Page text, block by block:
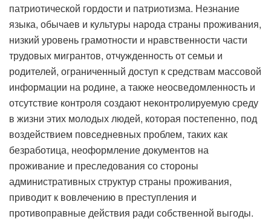
патриотической гордости и патриотизма. Незнание
языка, обычаев и культуры народа страны проживания,
низкий уровень грамотности и нравственности части
трудовых мигрантов, отчужденность от семьи и
родителей, ограниченный доступ к средствам массовой
информации на родине, а также неосведомленность и
отсутствие контроля создают неконтролируемую среду
в жизни этих молодых людей, которая постепенно, под
воздействием повседневных проблем, таких как
безработица, неоформление документов на
проживание и преследования со стороны
административных структур страны проживания,
приводит к вовлечению в преступления и
противоправные действия ради собственной выгоды.